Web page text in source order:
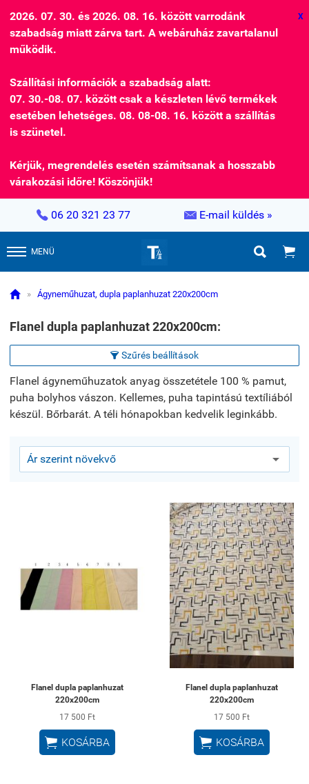
2026. 07. 30. és 2026. 08. 16. között varrodánk
szabadság miatt zárva tart. A webáruház zavartalanul
működik.
Szállítási információk a szabadság alatt:
07. 30.-08. 07. között csak a készleten lévő termékek
esetében lehetséges. 08. 08-08. 16. között a szállítás
is szünetel.
Kérjük, megrendelés esetén számítsanak a hosszabb
várakozási időre! Köszönjük!
X
 06 20 321 23 77  E-mail küldés »
MENÜ  
 » Ágyneműhuzat, dupla paplanhuzat 220x200cm
Flanel dupla paplanhuzat 220x200cm:
 Szűrés beállítások
Flanel ágyneműhuzatok anyag összetétele 100 % pamut,
puha bolyhos vászon. Kellemes, puha tapintású textíliából
készül. Bőrbarát. A téli hónapokban kedvelik leginkább.
Flanel dupla paplanhuzat
220x200cm
17 500 Ft
 KOSÁRBA
Flanel dupla paplanhuzat
220x200cm
17 500 Ft
 KOSÁRBA